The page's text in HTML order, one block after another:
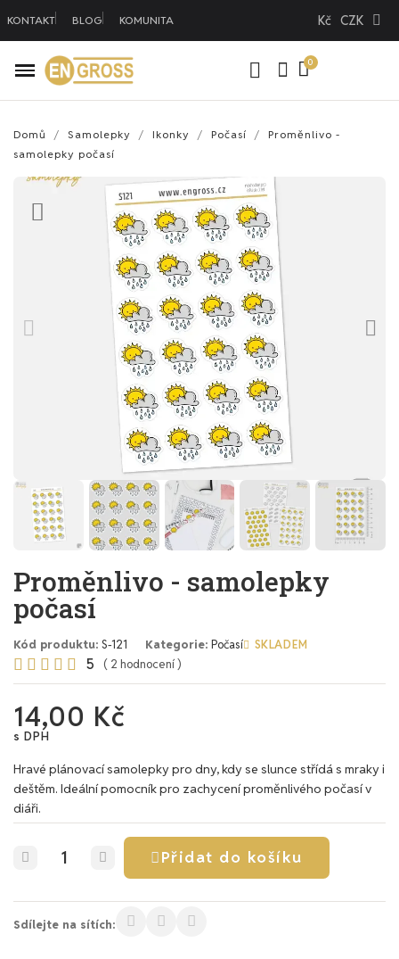
KONTAKT BLOG KOMUNITA Kč CZK
Domů Samolepky Ikonky Počasí
Proměnlivo -
samolepky počasí
Proměnlivo - samolepky
počasí
Kód produktu S-121 Kategorie Počasí SKLADEM
     5 ( 2 hodnocení )
14,00 Kč
s DPH
Hravé plánovací samolepky pro dny, kdy se slunce střídá s mraky i
deštěm. Ideální pomocník pro zachycení proměnlivého počasí v
diáři.
Přidat do košíku
Sdílejte na sítích: